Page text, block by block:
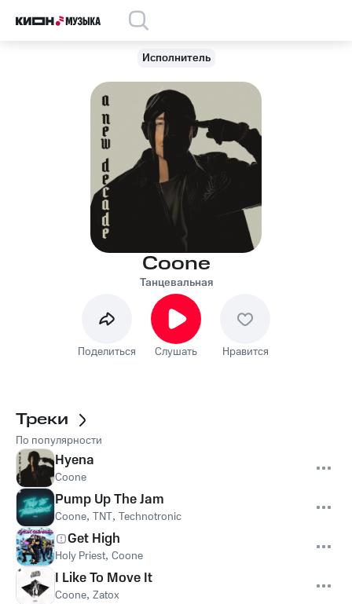
Исполнитель
Coone
Танцевальная
Поделиться Слушать Нравится
Треки
По популярности
Hyena
Coone
Pump Up The Jam
Coone, TNT, Technotronic
Get High
Holy Priest, Coone
I Like To Move It
Coone, Zatox